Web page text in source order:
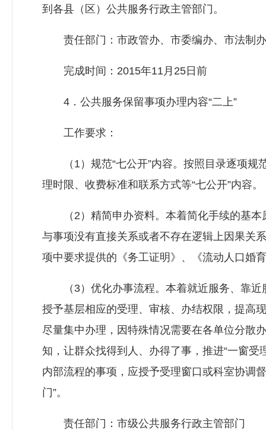
到各县（区）公共服务行政主管部门。
责任部门：市政管办、市委编办、市法制
完成时间：2015年11月25日前
4．公共服务保留事项办理内容“二上”
工作要求：
（1）规范“七公开”内容。按照目录逐项规
理时限、收费标准和联系方式等“七公开”内容。
（2）精简申办资料。本着简化手续的基本
与事项没有直接关系或者不存在逻辑上因果关
项中要求提供的《务工证明》、《流动人口婚
（3）优化办事流程。本着就近服务、靠近
授予基层相应的受理、审核、办结权限，提高
尽量集中办理，因特殊情况需要在各单位分散
知，让群众找得到人、办得了事，推进“一窗
内部流程的事项，应授予受理窗口或科室协调
门”。
责任部门：市级公共服务行政主管部门